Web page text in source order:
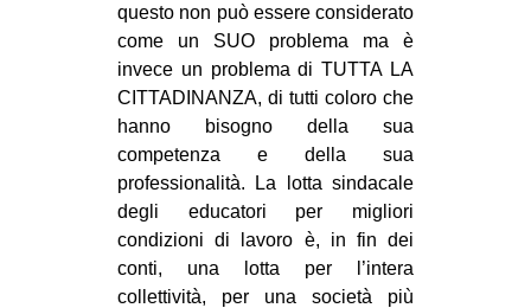
questo non può essere considerato
come un SUO problema ma è
invece un problema di TUTTA LA
CITTADINANZA, di tutti coloro che
hanno bisogno della sua
competenza e della sua
professionalità. La lotta sindacale
degli educatori per migliori
condizioni di lavoro è, in fin dei
conti, una lotta per l’intera
collettività, per una società più